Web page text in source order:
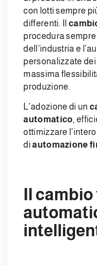
con lotti sempre
differenti. Il
procedura
dell’industria e
personalizzate
massima
produzione.
L’adozione di un
automatico,
ottimizzare
diautomazione
Il